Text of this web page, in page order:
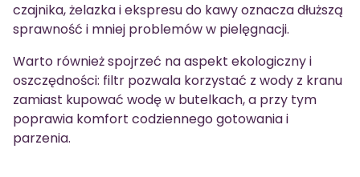
czajnika, żelazka i ekspresu do kawy oznacza dłuższą
sprawność i mniej problemów w pielęgnacji.
Warto również spojrzeć na aspekt ekologiczny i
oszczędności: filtr pozwala korzystać z wody z kranu
zamiast kupować wodę w butelkach, a przy tym
poprawia komfort codziennego gotowania i
parzenia.